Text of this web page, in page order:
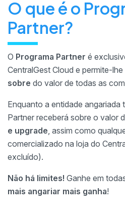
O que é o
Partner?
O Programa Partner é
CentralGest Cloud e permite-lhe
sobre do valor de todas as
Enquanto a entidade angariada
Partner receberá sobre o valor
e upgrade, assim como
comercializado na loja do
excluído).
Não há limites! Ganhe em
mais angariar mais ganha!